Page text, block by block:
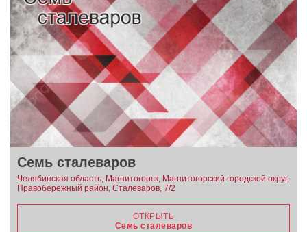
Семь сталеваров
Челябинская область, Магнитогорск, Магнитогорский городской округ,
Правобережный район, Сталеваров, 7/2
ОТКРЫТЬ
Семь сталеваров